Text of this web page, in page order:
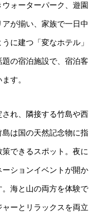
ォーターパーク、遊園
が揃い、家族で一日中
に建つ「変なホテル」
の宿泊施設で、宿泊客
す。
れ、隣接する竹島や西
は国の天然記念物に指
できるスポット。夜に
ションイベントが開か
海と山の両方を体験で
ーとリラックスを両立